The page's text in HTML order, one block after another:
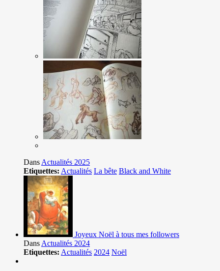
Dans Actualités 2025
Etiquettes: Actualités La bête Black and White
Joyeux Noël à tous mes followers
Dans Actualités 2024
Etiquettes: Actualités 2024 Noël